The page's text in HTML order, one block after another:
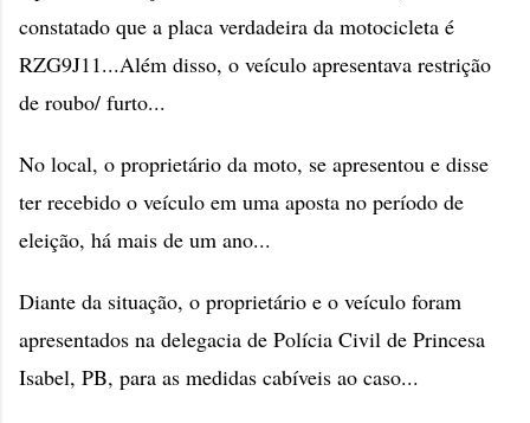
constatado que a placa verdadeira da motocicleta é
RZG9J11...Além disso, o veículo apresentava restrição
de roubo/ furto...
No local, o proprietário da moto, se apresentou e disse
ter recebido o veículo em uma aposta no período de
eleição, há mais de um ano...
Diante da situação, o proprietário e o veículo foram
apresentados na delegacia de Polícia Civil de Princesa
Isabel, PB, para as medidas cabíveis ao caso...